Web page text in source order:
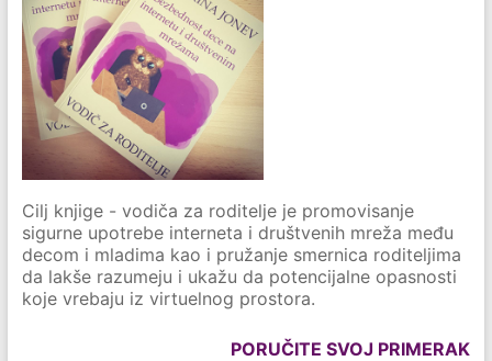
Cilj knjige - vodiča za roditelje je promovisanje
sigurne upotrebe interneta i društvenih mreža među
decom i mladima kao i pružanje smernica roditeljima
da lakše razumeju i ukažu da potencijalne opasnosti
koje vrebaju iz virtuelnog prostora.
PORUČITE SVOJ PRIMERAK